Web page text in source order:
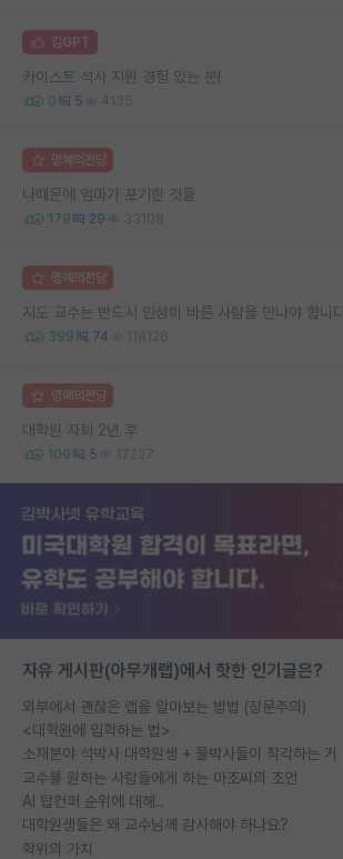
김GPT
카이스트 석사 지원 경험 있는 분!
0 5 4135
명예의전당
나때문에 엄마가 포기한 것들
179 29 33108
명예의전당
지도 교수는 반드시 인성이 바른 사람을 만나야 합니다.
399 74 118128
명예의전당
대학원 자퇴 2년 후
109 5 17227
자유 게시판(아무개랩)에서 핫한 인기글은?
외부에서 괜찮은 랩을 알아보는 방법 (장문주의)
<대학원에 입학하는 법>
소재분야 석박사 대학원생 + 물박사들이 착각하는 거
교수를 원하는 사람들에게 하는 아조씨의 조언
AI 탑컨퍼 순위에 대해..
대학원생들은 왜 교수님께 감사해야 하나요?
학위의 가치